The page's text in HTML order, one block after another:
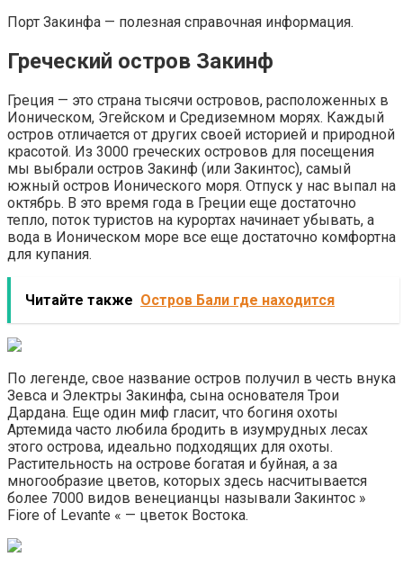
Порт Закинфа — полезная справочная информация.
Греческий остров Закинф
Греция — это страна тысячи островов, расположенных в
Ионическом, Эгейском и Средиземном морях. Каждый
остров отличается от других своей историей и природной
красотой. Из 3000 греческих островов для посещения
мы выбрали остров Закинф (или Закинтос), самый
южный остров Ионического моря. Отпуск у нас выпал на
октябрь. В это время года в Греции еще достаточно
тепло, поток туристов на курортах начинает убывать, а
вода в Ионическом море все еще достаточно комфортна
для купания.
Читайте также Остров Бали где находится
По легенде, свое название остров получил в честь внука
Зевса и Электры Закинфа, сына основателя Трои
Дардана. Еще один миф гласит, что богиня охоты
Артемида часто любила бродить в изумрудных лесах
этого острова, идеально подходящих для охоты.
Растительность на острове богатая и буйная, а за
многообразие цветов, которых здесь насчитывается
более 7000 видов венецианцы называли Закинтос »
Fiore of Levante « — цветок Востока.